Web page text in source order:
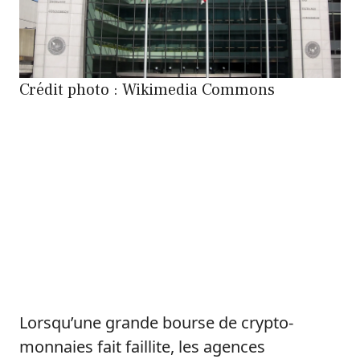
Crédit photo : Wikimedia Commons
Lorsqu’une grande bourse de crypto-
monnaies fait faillite, les agences